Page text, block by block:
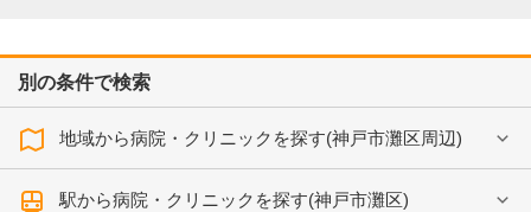
別の条件で検索
地域から病院・クリニックを探す(神戸市灘区周辺)
駅から病院・クリニックを探す(神戸市灘区)